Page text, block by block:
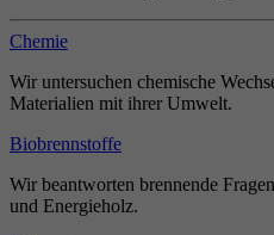
Chemie
Wir untersuchen chemische
Materialien mit ihrer Umwelt.
Biobrennstoffe
Wir beantworten brennende
und Energieholz.